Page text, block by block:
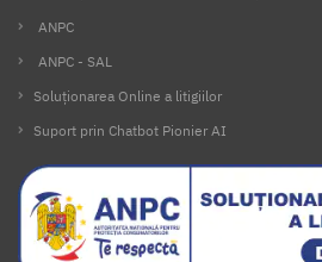
ANPC
ANPC - SAL
Soluționarea Online a litigiilor
Suport prin Chatbot Pionier AI